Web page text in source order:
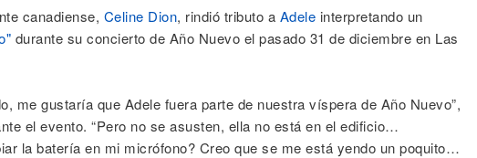
canadiense, Celine Dion, rindió tributo a Adele interpretando un
durante su concierto de Año Nuevo el pasado 31 de diciembre en Las
me gustaría que Adele fuera parte de nuestra víspera de Año Nuevo”,
el evento. “Pero no se asusten, ella no está en el edificio…
la batería en mi micrófono? Creo que se me está yendo un poquito…